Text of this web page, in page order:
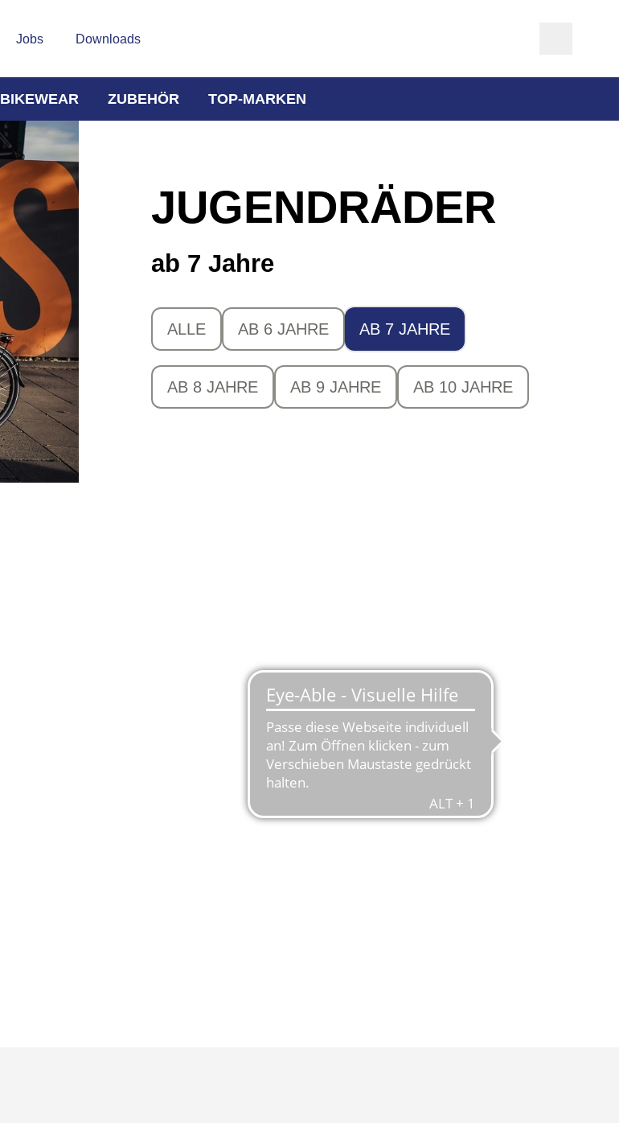
Jobs Downloads
BIKEWEAR ZUBEHÖR TOP-MARKEN
JUGENDRÄDER
ab 7 Jahre
ALLE AB 6 JAHRE AB 7 JAHRE
AB 8 JAHRE AB 9 JAHRE AB 10 JAHRE